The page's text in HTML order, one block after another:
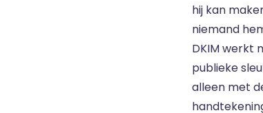
hij kan
niemand
DKIM werkt
publieke
alleen met